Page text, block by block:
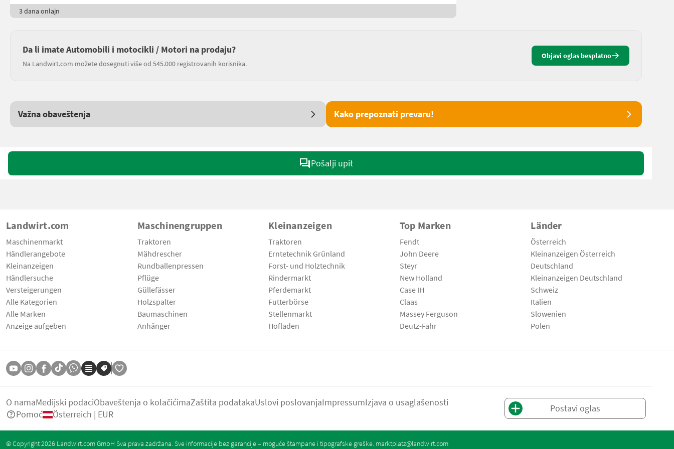
3 dana onlajn
Da li imate Automobili i motocikli / Motori na prodaju?
Na Landwirt.com možete dosegnuti više od 545.000 registrovanih korisnika.
Objavi oglas besplatno
Važna obaveštenja Kako prepoznati prevaru!
Pošalji upit
Landwirt.com
Maschinenmarkt
Händlerangebote
Kleinanzeigen
Händlersuche
Versteigerungen
Alle Kategorien
Alle Marken
Anzeige aufgeben
Maschinengruppen
Traktoren
Mähdrescher
Rundballenpressen
Pflüge
Güllefässer
Holzspalter
Baumaschinen
Anhänger
Kleinanzeigen
Traktoren
Erntetechnik Grünland
Forst- und Holztechnik
Rindermarkt
Pferdemarkt
Futterbörse
Stellenmarkt
Hofladen
Top Marken
Fendt
John Deere
Steyr
New Holland
Case IH
Claas
Massey Ferguson
Deutz-Fahr
Länder
Österreich
Kleinanzeigen Österreich
Deutschland
Kleinanzeigen Deutschland
Schweiz
Italien
Slowenien
Polen
O namaMedijski podaciObaveštenja o kolačićimaZaštita podatakaUslovi poslovanjaImpressumIzjava o usaglašenosti
Pomoć
Österreich | EUR
Postavi oglas
© Copyright 2026 Landwirt.com GmbH Sva prava zadržana. Sve informacije bez garancije – moguće štampane i tipografske greške. marktplatz@landwirt.com